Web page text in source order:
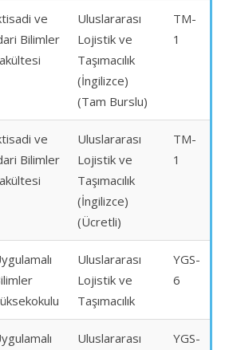
ve
Bilimler
Uluslararası
Lojistik ve
Taşımacılık
(İngilizce)
(Tam Burslu)
TM-
1
ve
Bilimler
Uluslararası
Lojistik ve
Taşımacılık
(İngilizce)
(Ücretli)
TM-
1
Uluslararası
Lojistik ve
Taşımacılık
YGS-
6
Uluslararası
YGS-